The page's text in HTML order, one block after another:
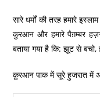
सारे धर्मों की तरह हमारे
कुरआन और हमारे पैग़म्बर
बताया गया है कि: झूट से बचो,
क़ुरआन पाक में सूरे हुजरात में